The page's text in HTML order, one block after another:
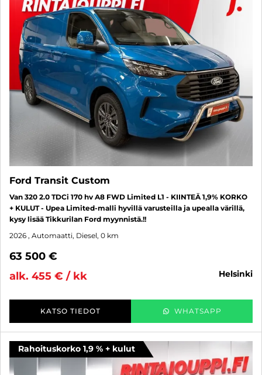
Ford Transit Custom
Van 320 2.0 TDCi 170 hv A8 FWD Limited L1 - KIINTEÄ 1,9% KORKO
+ KULUT - Upea Limited-malli hyvillä varusteilla ja upealla värillä,
kysy lisää Tikkurilan Ford myynnistä.!!
2026 , Automaatti, Diesel, 0 km
63 500 €
alk. 455 € / kk
helsinki
KATSO TIEDOT WHATSAPP
Rahoituskorko 1,9 % + kulut